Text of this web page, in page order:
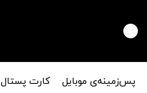
پس‌زمینه‌ی موبایل کارت پستال